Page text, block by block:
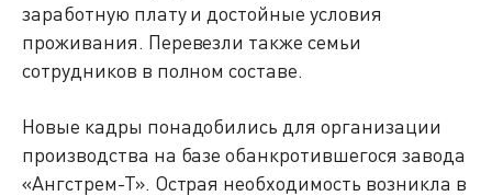
заработную плату и достойные условия
проживания. Перевезли также семьи
сотрудников в полном составе.
Новые кадры понадобились для организации
производства на базе обанкротившегося завода
«Ангстрем-Т». Острая необходимость возникла в